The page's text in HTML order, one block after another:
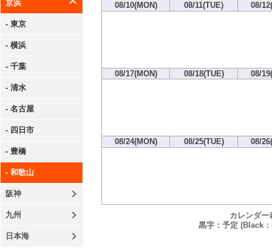
京浜
- 東京
- 横浜
- 千葉
- 清水
- 名古屋
- 四日市
- 豊橋
- 和歌山
阪神
九州
日本海
08/10(MON) 08/11(TUE) 08/
08/17(MON) 08/18(TUE) 08/
08/24(MON) 08/25(TUE) 08/
カレンダー
黒字：予定 (Black